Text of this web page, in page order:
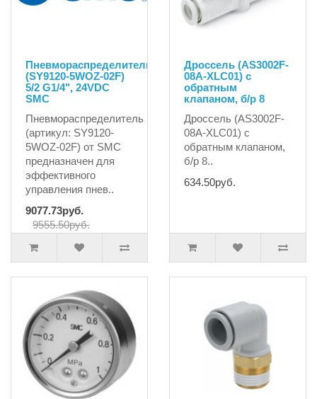
Пневмораспределитель
(SY9120-5WOZ-02F)
5/2 G1/4", 24VDC
SMC
Пневмораспределитель
(артикул: SY9120-
5WOZ-02F) от SMC
предназначен для
эффективного
управления пнев..
9077.73руб.
9555.50руб.
Дроссель (AS3002F-
08A-XLC01) с
обратным
клапаном, б/р 8
Дроссель (AS3002F-
08A-XLC01) с
обратным клапаном,
б/р 8..
634.50руб.